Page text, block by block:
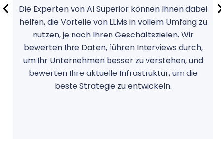
Die Experten von AI Superior können Ihnen dabei
helfen, die Vorteile von LLMs in vollem Umfang zu
nutzen, je nach Ihren Geschäftszielen. Wir
bewerten Ihre Daten, führen Interviews durch,
um Ihr Unternehmen besser zu verstehen, und
bewerten Ihre aktuelle Infrastruktur, um die
beste Strategie zu entwickeln.